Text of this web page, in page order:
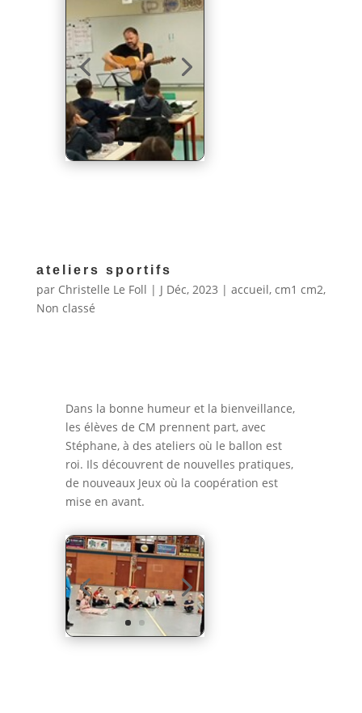
ateliers sportifs
par Christelle Le Foll | J Déc, 2023 | accueil, cm1 cm2,
Non classé
Dans la bonne humeur et la bienveillance,
les élèves de CM prennent part, avec
Stéphane, à des ateliers où le ballon est
roi. Ils découvrent de nouvelles pratiques,
de nouveaux Jeux où la coopération est
mise en avant.